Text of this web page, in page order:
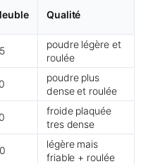
Qualité
poudre légère et
roulée
poudre plus
dense et roulée
froide plaquée
tres dense
légère mais
friable + roulée